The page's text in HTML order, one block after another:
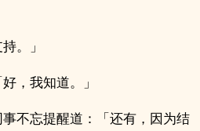
。」
，我知道。」
不忘提醒道：「还有，因为结